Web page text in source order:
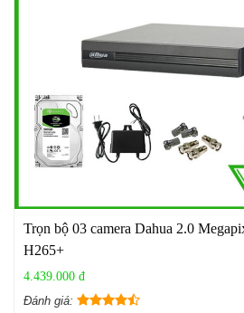
Trọn bộ 03 camera Dahua 2.0
H265+
4.439.000 đ
Đánh giá: